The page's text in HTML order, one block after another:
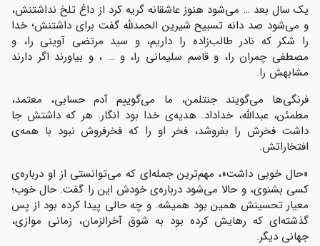
یک سال بعد … می‌شود هنوز عاشقانه گریه کرد از داغ تلخ نداشتنش،
و می‌شود صد دانه تسبیح شیرین الحمدلله گفت برای داشتنش؛ خدا
را شکر که نادر طالب‌زاده را داریم، و سید مرتضی آوینی را، و
مصطفی چمران را، و قاسم سلیمانی را، و … ، و بیاورند اگر دارند
مشابهش را.
فرنگی‌ها می‌گویند جنتلمن، ما می‌گوییم آدم حسابی، معتمد،
مطمئن، عبدالله، خداداد. هدیه‌ی خدا بود انگار. هر که داشتش جا
داشت فخرش را بفروشد، فخر او را که فخرفروش نبود با همه‌ی
افتخاراتش.
«حال خوبی داشت»، مهم‌ترین جمله‌ای که می‌توانستی از او درباره‌ی
کسی بشنوی، و حالا می‌شود درباره‌ی خودش این را گفت. حال خوب؛
معیار تحسینش همین بود همیشه. و چه حالی پیدا کرده بود از پس
گذشته‌ای که رهایش کرده بود به شوق آخرالزمان، زمانی موازی،
جهانی دیگر.